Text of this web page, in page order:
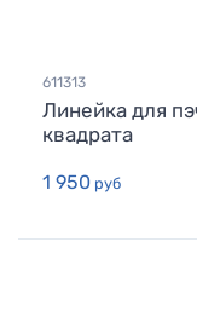
611313
Линейка для
квадрата
1 950 руб